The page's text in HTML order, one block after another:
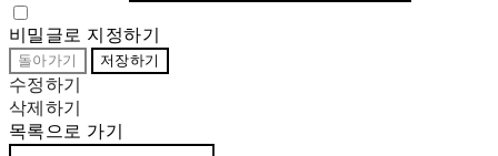
비밀글로 지정하기
돌아가기 저장하기
수정하기
삭제하기
목록으로 가기